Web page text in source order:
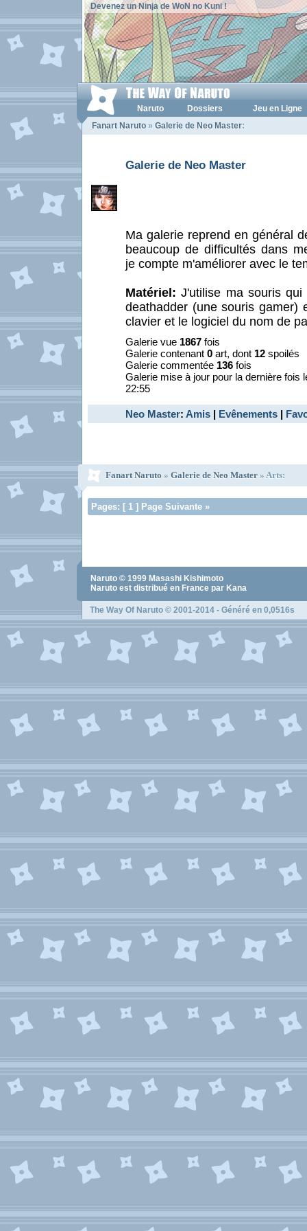
Devenez un Ninja de WoN no Kuni !
Naruto Dossiers
Jeu en Ligne
Fanart Naruto » Galerie de Neo Master:
Galerie de Neo Master
Ma galerie reprend en général
beaucoup de difficultés dans
je compte m'améliorer avec le
Matériel: J'utilise ma souris
deathadder (une souris gamer)
clavier et le logiciel du nom de
Galerie vue 1867 fois
Galerie contenant 0 art, dont 12 spoilés
Galerie commentée 136 fois
Galerie mise à jour pour la dernière fois
22:55
Neo Master: Amis | Evênements |
Fanart Naruto » Galerie de Neo Master » Arts:
Pages: [ 1 ] Page Suivante »
Naruto © 1999 Masashi Kishimoto
Naruto est distribué en France par Kana
The Way Of Naruto © 2001-2014 - Généré en 0,0516s